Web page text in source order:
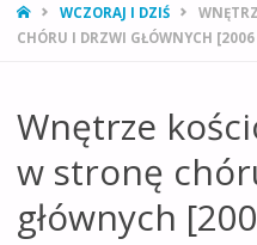
STRONA
GŁÓWNA
WCZORAJ I DZIŚ
CHÓRU I DRZWI GŁÓWNYCH
Wnętrze
w stronę
głównych